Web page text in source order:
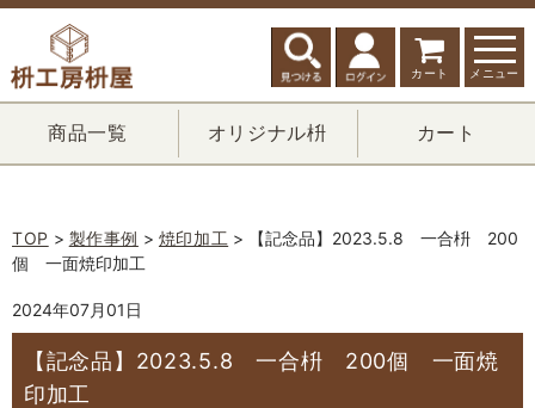
カート メニュー
商品一覧 オリジナル枡 カート
TOP > 製作事例 > 焼印加工 > 【記念品】2023.5.8 一合枡 200
個 一面焼印加工
2024年07月01日
【記念品】2023.5.8 一合枡 200個 一面焼
印加工